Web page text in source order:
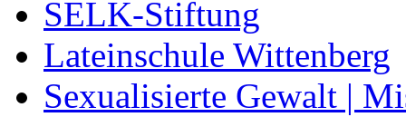
SELK-Stiftung
Lateinschule Wittenberg
Sexualisierte Gewalt |